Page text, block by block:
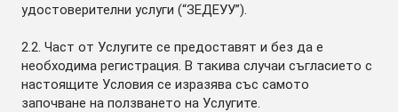
удостоверителни услуги (“ЗЕДЕУУ”).
2.2. Част от Услугите се предоставят и без да е
необходима регистрация. В такива случаи съгласието с
настоящите Условия се изразява със самото
започване на ползването на Услугите.